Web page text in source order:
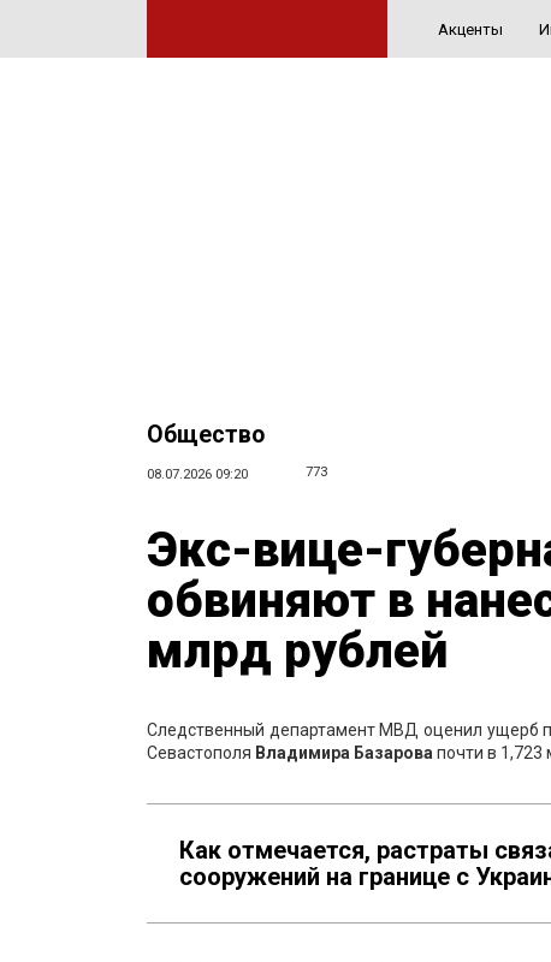
Акценты
Общество
08.07.2026 09:20 773
Экс-вице-
обвиняют в
млрд рублей
Следственный департамент МВД оценил ущерб
Севастополя Владимира Базарова почти в 1,723
Как отмечается, растраты
сооружений на границе с